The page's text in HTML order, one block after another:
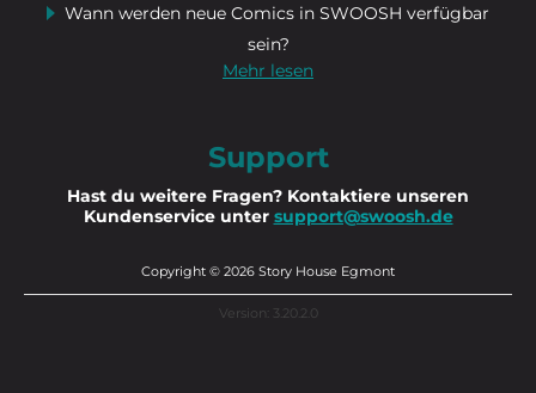
Wann werden neue Comics in SWOOSH verfügbar
sein?
Mehr lesen
Support
Hast du weitere Fragen? Kontaktiere unseren
Kundenservice unter support@swoosh.de
Copyright © 2026 Story House Egmont
Version: 3.20.2.0